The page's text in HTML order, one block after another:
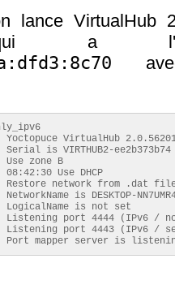
lance VirtualHub
qui a
VirtualHub
is VIRTHUB2-ee2b373b74
zone B
Use DHCP
Restore network from .dat
is DESKTOP-
LogicalName is not set
Listening port 4444 (IPv6 /
Listening port 4443 (IPv6 /
Port mapper server is